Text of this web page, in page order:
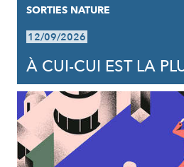
SORTIES NATURE
12/09/2026
À CUI-CUI EST LA